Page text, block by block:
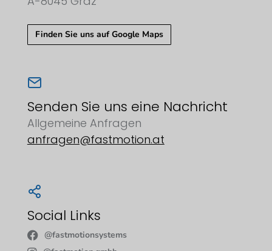
Finden Sie uns auf Google Maps
Senden Sie uns eine Nachricht
Allgemeine Anfragen
anfragen@fastmotion.at
Social Links
@fastmotionsystems